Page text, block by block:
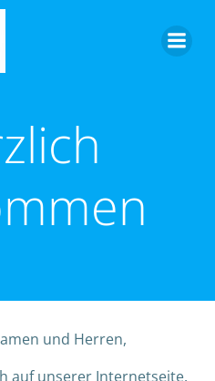
und Herren,
auf unserer Internetseite.